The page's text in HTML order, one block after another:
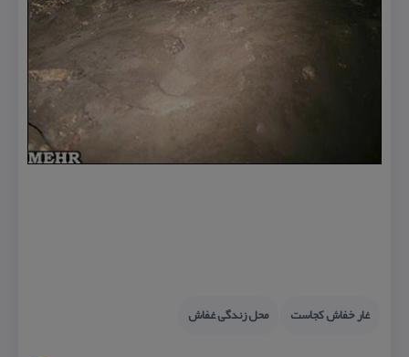
غار خفاش كجاست محل زندگی غفاش